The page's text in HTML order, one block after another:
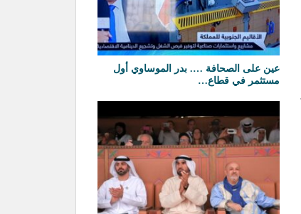
عين على الصحافة …. بدر الموساوي أول
مستثمر في قطاع…